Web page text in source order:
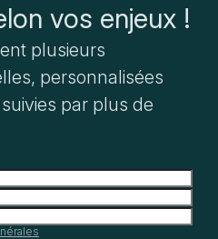
vos enjeux !
plusieurs
personnalisées
par plus de